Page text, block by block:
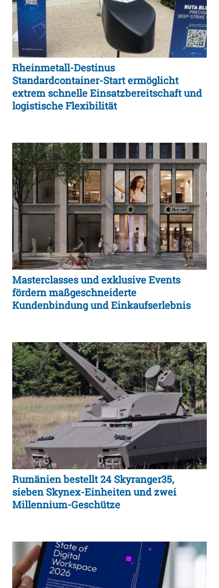
Rheinmetall-Destinus
Standardcontainer-Start ermöglicht
extrem schnelle Einsatzbereitschaft und
logistische Flexibilität
Masterclasses und exklusive Events
fördern maßgeschneiderte
Kundenbindung und Einkaufserlebnis
Rumänien bestellt 24 Skyranger35,
sieben Skynex-Einheiten und zwei
Millennium-Geschütze